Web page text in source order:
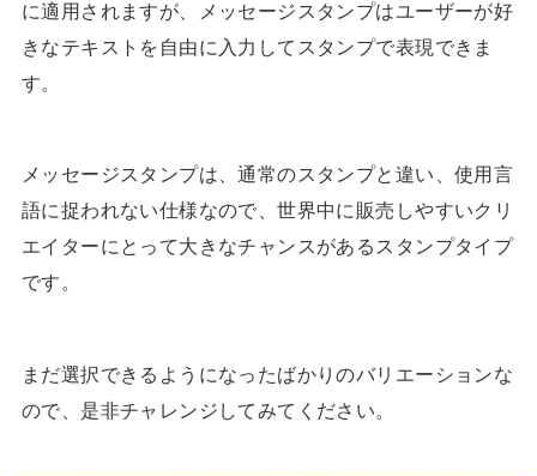
に適用されますが、メッセージスタンプはユーザーが好
きなテキストを自由に入力してスタンプで表現できま
す。
メッセージスタンプは、通常のスタンプと違い、使用言
語に捉われない仕様なので、世界中に販売しやすいクリ
エイターにとって大きなチャンスがあるスタンプタイプ
です。
まだ選択できるようになったばかりのバリエーションな
ので、是非チャレンジしてみてください。